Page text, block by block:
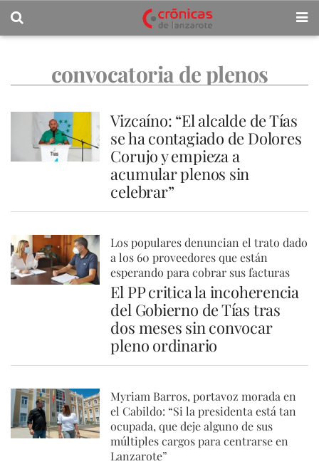
convocatoria de plenos
Vizcaíno: “El alcalde de Tías
se ha contagiado de Dolores
Corujo y empieza a
acumular plenos sin
celebrar”
Los populares denuncian el trato dado
a los 60 proveedores que están
esperando para cobrar sus facturas
El PP critica la incoherencia
del Gobierno de Tías tras
dos meses sin convocar
pleno ordinario
Myriam Barros, portavoz morada en
el Cabildo: “Si la presidenta está tan
ocupada, que deje alguno de sus
múltiples cargos para centrarse en
Lanzarote”